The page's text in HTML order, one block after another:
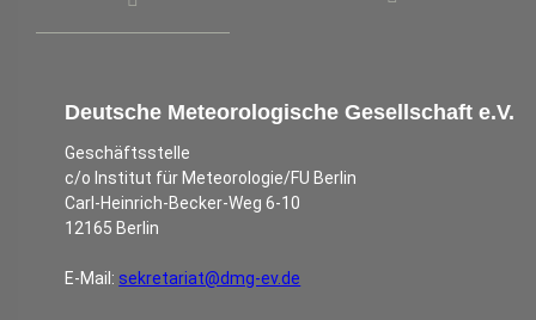
Deutsche Meteorologische Gesellschaft e.V.
Geschäftsstelle
c/o Institut für Meteorologie/FU Berlin
Carl-Heinrich-Becker-Weg 6-10
12165 Berlin
E-Mail: sekretariat@dmg-ev.de